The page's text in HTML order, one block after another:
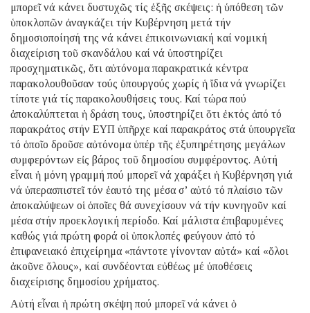
μπορεῖ νά κάνει δυστυχῶς τίς ἑξῆς σκέψεις: ἡ ὑπόθεση τῶν
ὑποκλοπῶν ἀναγκάζει τήν Κυβέρνηση μετά τήν
δημοσιοποίησή της νά κάνει ἐπικοινωνιακή καί νομική
διαχείριση τοῦ σκανδάλου καί νά ὑποστηρίζει
προσχηματικῶς, ὅτι αὐτόνομα παρακρατικά κέντρα
παρακολουθοῦσαν τούς ὑπουργούς χωρίς ἡ ἴδια νά γνωρίζει
τίποτε γιά τίς παρακολουθήσεις τους. Καί τώρα πού
ἀποκαλύπτεται ἡ δράση τους, ὑποστηρίζει ὅτι ἐκτός ἀπό τό
παρακράτος στήν ΕΥΠ ὑπῆρχε καί παρακράτος στά ὑπουργεῖα
τό ὁποῖο δροῦσε αὐτόνομα ὑπέρ τῆς ἐξυπηρέτησης μεγάλων
συμφερόντων εἰς βάρος τοῦ δημοσίου συμφέροντος. Αὐτή
εἶναι ἡ μόνη γραμμή πού μπορεῖ νά χαράξει ἡ Κυβέρνηση γιά
νά ὑπερασπιστεῖ τόν ἑαυτό της μέσα σ’ αὐτό τό πλαίσιο τῶν
ἀποκαλύψεων οἱ ὁποῖες θά συνεχίσουν νά τήν κυνηγοῦν καί
μέσα στήν προεκλογική περίοδο. Καί μάλιστα ἐπιβαρυμένες
καθώς γιά πρώτη φορά οἱ ὑποκλοπές φεύγουν ἀπό τό
ἐπιφανειακό ἐπιχείρημα «πάντοτε γίνονταν αὐτά» καί «ὅλοι
ἀκοῦνε ὅλους», καί συνδέονται εὐθέως μέ ὑποθέσεις
διαχείρισης δημοσίου χρήματος.
Αὐτή εἶναι ἡ πρώτη σκέψη πού μπορεῖ νά κάνει ὁ